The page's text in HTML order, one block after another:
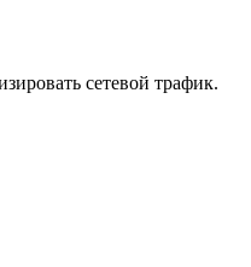
сетевой трафик.